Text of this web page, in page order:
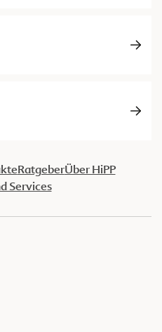
RatgeberÜber HiPP
Services